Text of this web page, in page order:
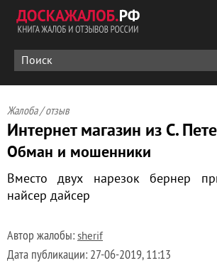
Жалоба / отзыв
Интернет магазин из С.
Обман и мошенники
Вместо двух нарезок бернер
найсер дайсер
Автор жалобы: sherif
Дата публикации: 27-06-2019, 11:13